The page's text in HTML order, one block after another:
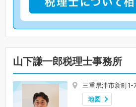
山下謙一郎税理士事務所
三重県津市新町1-
地図